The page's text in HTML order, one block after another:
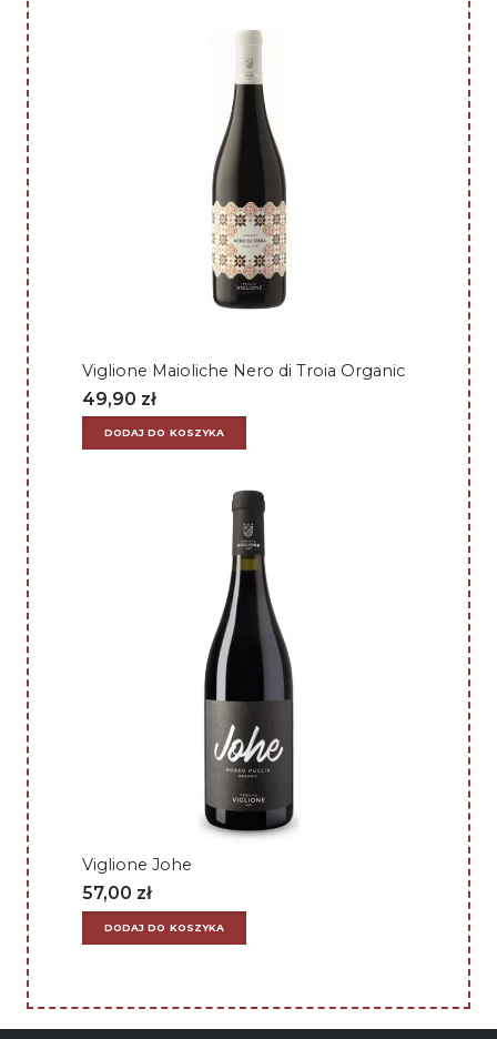
Viglione Maioliche Nero di Troia Organic
49,90 zł
DODAJ DO KOSZYKA
Viglione Johe
57,00 zł
DODAJ DO KOSZYKA